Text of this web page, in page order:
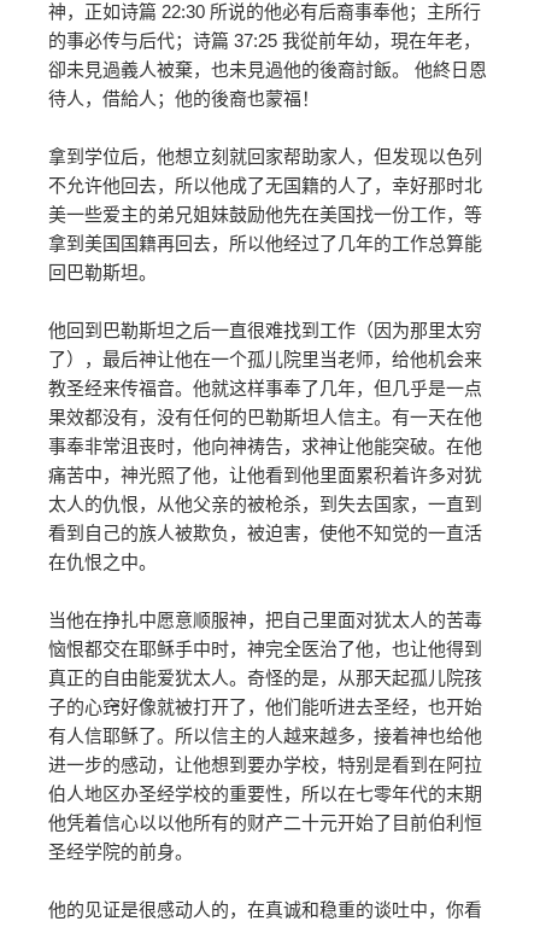
神，正如诗篇 22:30 所说的他必有后裔事奉他；主所行
的事必传与后代；诗篇 37:25 我從前年幼，現在年老，
卻未見過義人被棄，也未見過他的後裔討飯。 他終日恩
待人，借給人；他的後裔也蒙福！
拿到学位后，他想立刻就回家帮助家人，但发现以色列
不允许他回去，所以他成了无国籍的人了，幸好那时北
美一些爱主的弟兄姐妹鼓励他先在美国找一份工作，等
拿到美国国籍再回去，所以他经过了几年的工作总算能
回巴勒斯坦。
他回到巴勒斯坦之后一直很难找到工作（因为那里太穷
了），最后神让他在一个孤儿院里当老师，给他机会来
教圣经来传福音。他就这样事奉了几年，但几乎是一点
果效都没有，没有任何的巴勒斯坦人信主。有一天在他
事奉非常沮丧时，他向神祷告，求神让他能突破。在他
痛苦中，神光照了他，让他看到他里面累积着许多对犹
太人的仇恨，从他父亲的被枪杀，到失去国家，一直到
看到自己的族人被欺负，被迫害，使他不知觉的一直活
在仇恨之中。
当他在挣扎中愿意顺服神，把自己里面对犹太人的苦毒
恼恨都交在耶稣手中时，神完全医治了他，也让他得到
真正的自由能爱犹太人。奇怪的是，从那天起孤儿院孩
子的心窍好像就被打开了，他们能听进去圣经，也开始
有人信耶稣了。所以信主的人越来越多，接着神也给他
进一步的感动，让他想到要办学校，特别是看到在阿拉
伯人地区办圣经学校的重要性，所以在七零年代的末期
他凭着信心以以他所有的财产二十元开始了目前伯利恒
圣经学院的前身。
他的见证是很感动人的，在真诚和稳重的谈吐中，你看